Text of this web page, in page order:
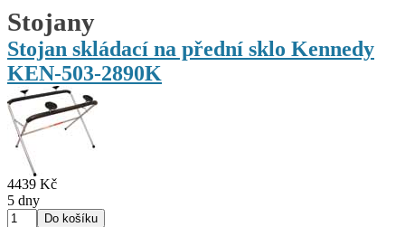
Stojany
Stojan skládací na přední sklo Kennedy
KEN-503-2890K
4439 Kč
5 dny